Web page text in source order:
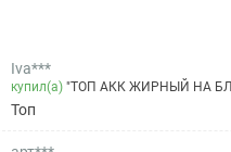
Iva***
купил(а)"ТОП АКК ЖИРНЫЙ НА
Топ